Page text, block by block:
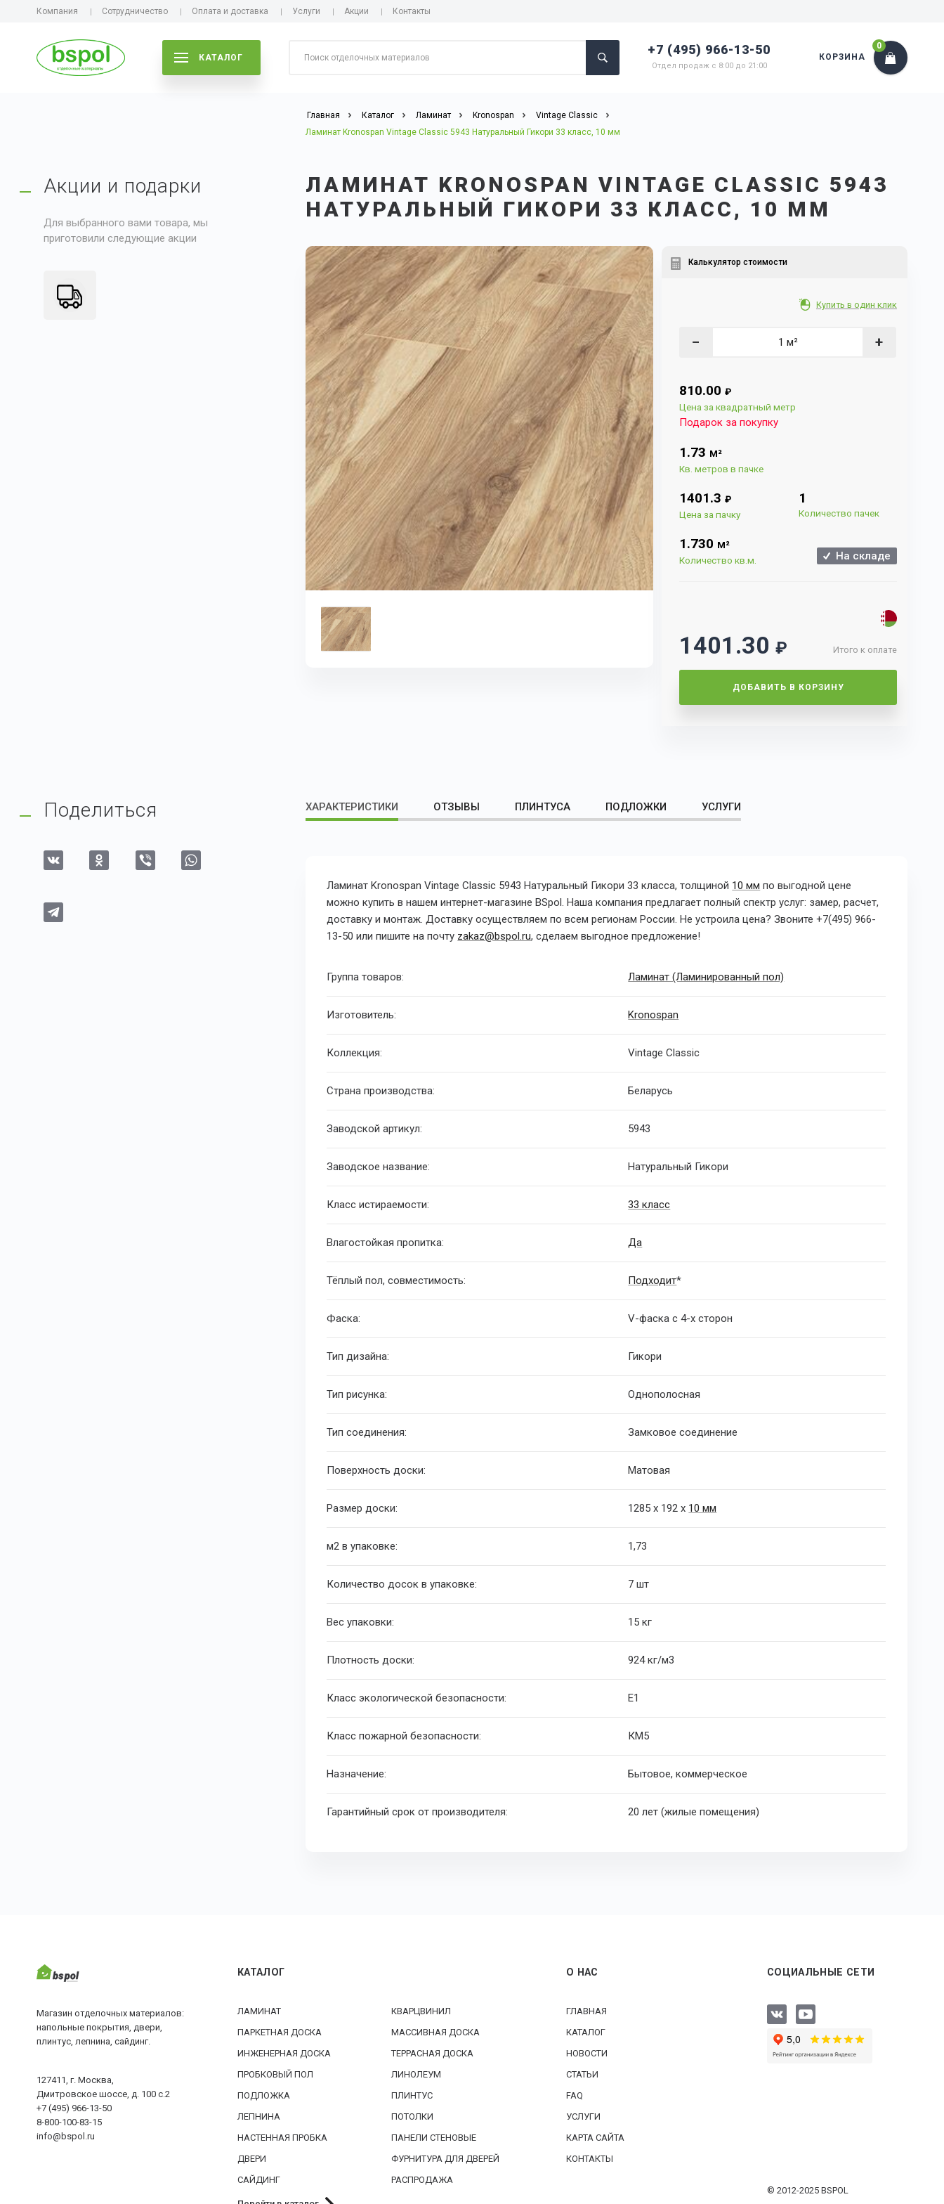
Компания Сотрудничество Оплата и доставка Услуги Акции Контакты
КАТАЛОГ
+7 (495) 966-13-50
Отдел продаж с 8:00 до 21:00
КОРЗИНА
0
Главная Каталог Ламинат Kronospan
Vintage Classic
Ламинат Kronospan Vintage Classic 5943 Натуральный Гикори 33 класс, 10 мм
ЛАМИНАТ KRONOSPAN VINTAGE CLASSIC 5943
НАТУРАЛЬНЫЙ ГИКОРИ 33 КЛАСС, 10 ММ
Калькулятор стоимости
Купить в один клик
− +
810.00 ₽
Цена за квадратный метр
Подарок за покупку
1.73 М²
Кв. метров в пачке
1401.3 ₽
Цена за пачку
1
Количество пачек
1.730 М²
Количество кв.м. На складе
Итого к оплате
1401.30 ₽
ДОБАВИТЬ В КОРЗИНУ
Акции и подарки
Для выбранного вами товара, мы
приготовили следующие акции
ХАРАКТЕРИСТИКИ ОТЗЫВЫ ПЛИНТУСА ПОДЛОЖКИ УСЛУГИ
Ламинат Kronospan Vintage Classic 5943 Натуральный Гикори 33 класса, толщиной 10 мм по выгодной цене
можно купить в нашем интернет-магазине BSpol. Наша компания предлагает полный спектр услуг: замер, расчет,
доставку и монтаж. Доставку осуществляем по всем регионам России. Не устроила цена? Звоните +7(495) 966-
13-50 или пишите на почту zakaz@bspol.ru, сделаем выгодное предложение!
Группа товаров: Ламинат (Ламинированный пол)
Изготовитель: Kronospan
Коллекция: Vintage Classic
Страна производства: Беларусь
Заводской артикул: 5943
Заводское название: Натуральный Гикори
Класс истираемости: 33 класс
Влагостойкая пропитка: Да
Тёплый пол, совместимость: Подходит*
Фаска: V-фаска с 4-х сторон
Тип дизайна: Гикори
Тип рисунка: Однополосная
Тип соединения: Замковое соединение
Поверхность доски: Матовая
Размер доски: 1285 х 192 х 10 мм
м2 в упаковке: 1,73
Количество досок в упаковке: 7 шт
Вес упаковки: 15 кг
Плотность доски: 924 кг/м3
Класс экологической безопасности: E1
Класс пожарной безопасности: КМ5
Назначение: Бытовое, коммерческое
Гарантийный срок от производителя: 20 лет (жилые помещения)
Поделиться
Магазин отделочных материалов:
напольные покрытия, двери,
плинтус, лепнина, сайдинг.
127411, г. Москва,
Дмитровское шоссе, д. 100 с.2
+7 (495) 966-13-50
8-800-100-83-15
info@bspol.ru
КАТАЛОГ
ЛАМИНАТ
КВАРЦВИНИЛ
ПАРКЕТНАЯ ДОСКА
МАССИВНАЯ ДОСКА
ИНЖЕНЕРНАЯ ДОСКА
ТЕРРАСНАЯ ДОСКА
ПРОБКОВЫЙ ПОЛ
ЛИНОЛЕУМ
ПОДЛОЖКА
ПЛИНТУС
ЛЕПНИНА
ПОТОЛКИ
НАСТЕННАЯ ПРОБКА
ПАНЕЛИ СТЕНОВЫЕ
ДВЕРИ
ФУРНИТУРА ДЛЯ ДВЕРЕЙ
САЙДИНГ
РАСПРОДАЖА
О НАС
ГЛАВНАЯ
КАТАЛОГ
НОВОСТИ
СТАТЬИ
FAQ
УСЛУГИ
КАРТА САЙТА
КОНТАКТЫ
© 2012-2025 BSPOL
СОЦИАЛЬНЫЕ СЕТИ